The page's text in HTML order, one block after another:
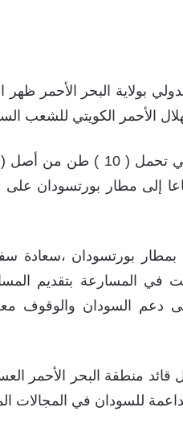
بولاية البحر الأحمر
الأحمر الكويتي للشعب
إلى مطار بورتسودان
بورتسودان ،سعادة
في المسارعة بتقديم
السودان والوقوف معه
منطقة البحر الأحمر
للسودان في المجالات